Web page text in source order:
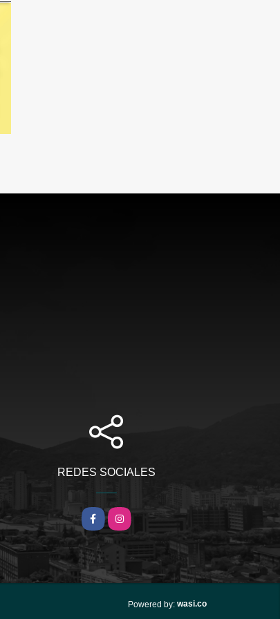
REDES SOCIALES
FacebookInstagram
Powered by: wasi.co